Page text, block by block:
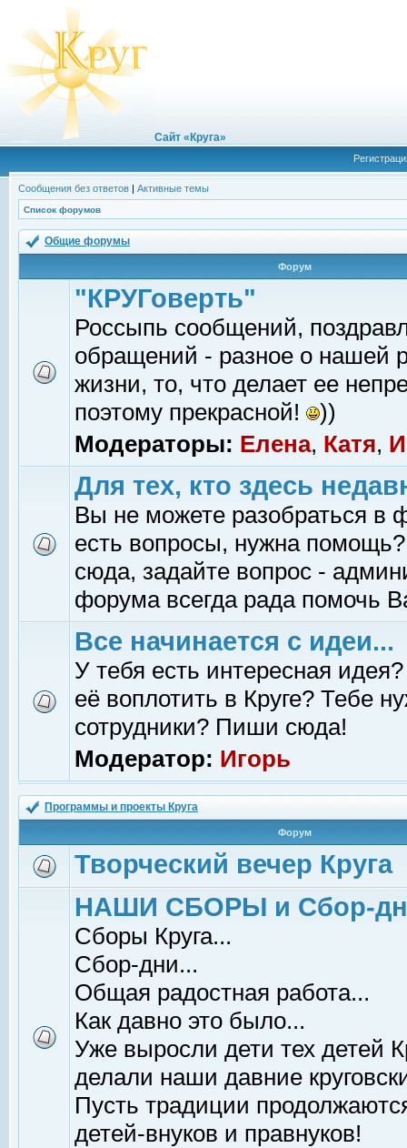
Сайт «Круга»
Сообщения без ответов | Активные темы
Список форумов
Общие форумы
Форум
"КРУГоверть"
Россыпь сообщений,
обращений - разное о нашей
жизни, то, что делает ее
поэтому прекрасной!
))
Модераторы: Елена, Катя,
Для тех, кто здесь
Вы не можете разобраться в
есть вопросы, нужна помощь?
сюда, задайте вопрос -
форума всегда рада помочь
Все начинается с идеи...
У тебя есть интересная
её воплотить в Круге? Тебе
сотрудники? Пиши сюда!
Модератор: Игорь
Программы и проекты Круга
Форум
Творческий вечер Круга
НАШИ СБОРЫ и Сбор-
Сборы Круга...
Сбор-дни...
Общая радостная работа...
Как давно это было...
Уже выросли дети тех детей
делали наши давние
Пусть традиции
детей-внуков и правнуков!